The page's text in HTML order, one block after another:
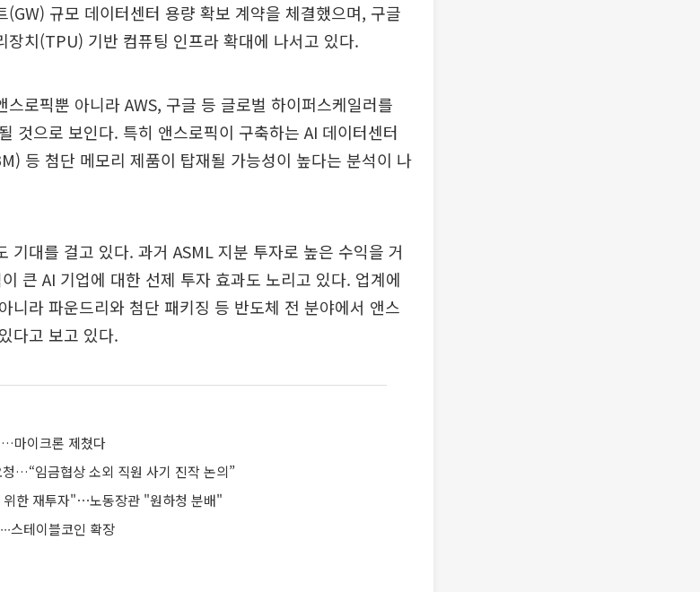
(GW) 규모 데이터센터 용량 확보 계약을 체결했으며, 구글
장치(TPU) 기반 컴퓨팅 인프라 확대에 나서고 있다.
로픽뿐 아니라 AWS, 구글 등 글로벌 하이퍼스케일러를
것으로 보인다. 특히 앤스로픽이 구축하는 AI 데이터센터
등 첨단 메모리 제품이 탑재될 가능성이 높다는 분석이 나
기대를 걸고 있다. 과거 ASML 지분 투자로 높은 수익을 거
큰 AI 기업에 대한 선제 투자 효과도 노리고 있다. 업계에
니라 파운드리와 첨단 패키징 등 반도체 전 분야에서 앤스
다고 보고 있다.
마이크론 제쳤다
…“임금협상 소외 직원 사기 진작 논의”
한 재투자"⋯노동장관 "원하청 분배"
스테이블코인 확장